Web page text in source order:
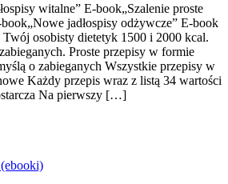
witalne” E-book„Szalenie proste
jadłospisy odżywcze” E-book
osobisty dietetyk 1500 i 2000 kcal.
Proste przepisy w formie
o zabieganych Wszystkie przepisy w
Każdy przepis wraz z listą 34 wartości
Na pierwszy […]